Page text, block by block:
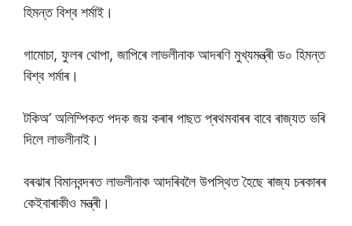
হিমন্ত বিশ্ব শৰ্মাই।
গামোচা, ফুলৰ থোপা, জাপিৰে লাভলীনাক আদৰণি মুখ্যমন্ত্ৰী ড০ হিমন্ত
বিশ্ব শৰ্মাৰ।
টকিঅ’ অলিম্পিকত পদক জয় কৰাৰ পাছত প্ৰথমবাৰৰ বাবে ৰাজ্যত ভৰি
দিলে লাভলীনাই।
বৰঝাৰ বিমানবন্দৰত লাভলীনাক আদৰিবলৈ উপস্থিত হৈছে ৰাজ্য চৰকাৰৰ
কেইবাৰাকীও মন্ত্ৰী।